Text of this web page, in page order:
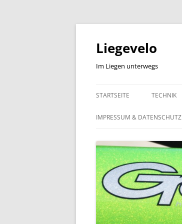
Zum
springen
Liegevelo
Im Liegen unterwegs
STARTSEITE TECHNIK
IMPRESSUM & DATENSCHUTZ